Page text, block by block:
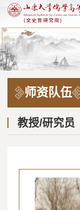
EN
师资队伍
教授/研究员